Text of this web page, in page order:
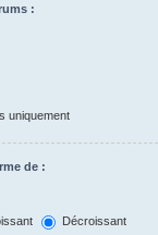
:
uniquement
de :
Décroissant